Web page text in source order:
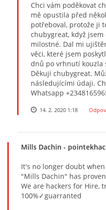
Chci vám poděkovat
mě opustila před
potřeboval, protože ji
chubygreat, když jsem
milostné. Dal mi
věci, které jsem
dnů po vrhnutí kouzla
Děkuji chubygreat.
následujícími údaji.
Whatsapp
14. 2. 2020 1:18
Mills Dachin -
It's no longer doubt
"Mills Dachin" has
We are hackers for Hire,
100%✓guarranted